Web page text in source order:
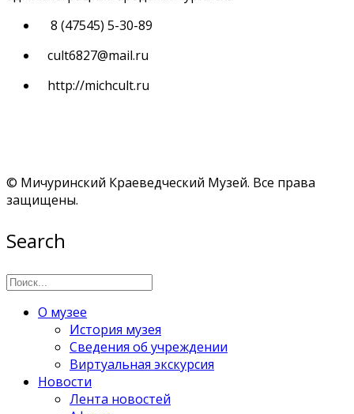
8 (47545) 5-30-89
cult6827@mail.ru
http://michcult.ru
© Мичуринский Краеведческий Музей. Все права
защищены.
Search
О музее
История музея
Сведения об учреждении
Виртуальная экскурсия
Новости
Лента новостей